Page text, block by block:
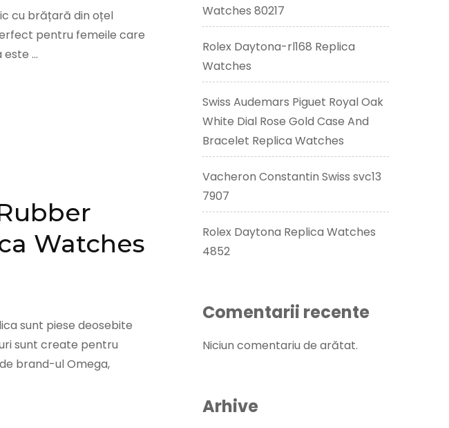
cu brățară din oțel
pentru femeile care
este …
Watches
sunt piese deosebite
sunt create pentru
brand-ul Omega,
Watches 80217
Rolex Daytona-rl168 Replica
Watches
Swiss Audemars Piguet Royal Oak
White Dial Rose Gold Case And
Bracelet Replica Watches
Vacheron Constantin Swiss svc13
7907
Rolex Daytona Replica Watches
4852
Comentarii recente
Niciun comentariu de arătat.
Arhive